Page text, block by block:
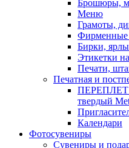
Брошюры,
Меню
Грамоты,
Фирменные
Бирки,
Этикетки
Печати,
Печатная и
ПЕРЕПЛЕТ
твердый
Календари
Фотосувениры
Сувениры и